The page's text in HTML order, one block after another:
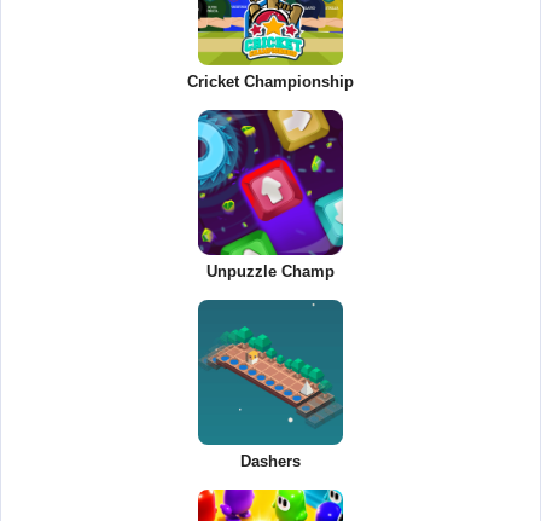
Cricket Championship
Unpuzzle Champ
Dashers